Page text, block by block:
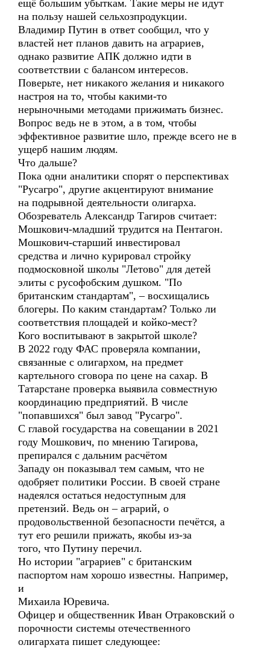
ещё большим убыткам. Такие меры не идут
на пользу нашей сельхозпродукции.
Владимир Путин в ответ сообщил, что у
властей нет планов давить на аграриев,
однако развитие АПК должно идти в
соответствии с балансом интересов.
Поверьте, нет никакого желания и никакого
настроя на то, чтобы какими-то
нерыночными методами прижимать бизнес.
Вопрос ведь не в этом, а в том, чтобы
эффективное развитие шло, прежде всего не в
ущерб нашим людям.
Что дальше?
Пока одни аналитики спорят о перспективах
"Русагро", другие акцентируют внимание
на подрывной деятельности олигарха.
Обозреватель Александр Тагиров считает:
Мошкович-младший трудится на Пентагон.
Мошкович-старший инвестировал
средства и лично курировал стройку
подмосковной школы "Летово" для детей
элиты с русофобским душком. "По
британским стандартам", – восхищались
блогеры. По каким стандартам? Только ли
соответствия площадей и койко-мест?
Кого воспитывают в закрытой школе?
В 2022 году ФАС проверяла компании,
связанные с олигархом, на предмет
картельного сговора по цене на сахар. В
Татарстане проверка выявила совместную
координацию предприятий. В числе
"попавшихся" был завод "Русагро".
С главой государства на совещании в 2021
году Мошкович, по мнению Тагирова,
препирался с дальним расчётом
Западу он показывал тем самым, что не
одобряет политики России. В своей стране
надеялся остаться недоступным для
претензий. Ведь он – аграрий, о
продовольственной безопасности печётся, а
тут его решили прижать, якобы из-за
того, что Путину перечил.
Но истории "аграриев" с британским
паспортом нам хорошо известны. Например,
и
Михаила Юревича.
Офицер и общественник Иван Отраковский о
порочности системы отечественного
олигархата пишет следующее: